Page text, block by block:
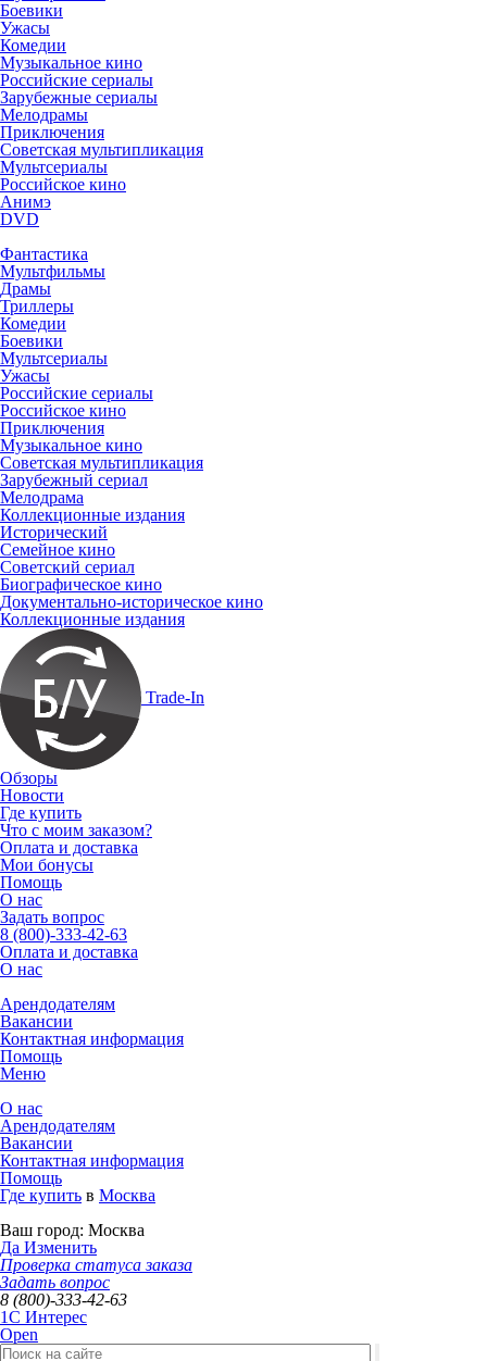
Боевики
Ужасы
Комедии
Музыкальное кино
Российские сериалы
Зарубежные сериалы
Мелодрамы
Приключения
Советская мультипликация
Мультсериалы
Российское кино
Анимэ
DVD
Фантастика
Мультфильмы
Драмы
Триллеры
Комедии
Боевики
Мультсериалы
Ужасы
Российские сериалы
Российское кино
Приключения
Музыкальное кино
Советская мультипликация
Зарубежный сериал
Мелодрама
Коллекционные издания
Исторический
Семейное кино
Советский сериал
Биографическое кино
Документально-историческое кино
Коллекционные издания
Trade-In
Обзоры
Новости
Где купить
Что с моим заказом?
Оплата и доставка
Мои бонусы
Помощь
О нас
Задать вопрос
8 (800)-333-42-63
Оплата и доставка
О нас
Арендодателям
Вакансии
Контактная информация
Помощь
Меню
О нас
Арендодателям
Вакансии
Контактная информация
Помощь
Где купить в Москва
Ваш город: Москва
Да Изменить
Проверка статуса заказа
Задать вопрос
8 (800)-333-42-63
1C Интерес
Open